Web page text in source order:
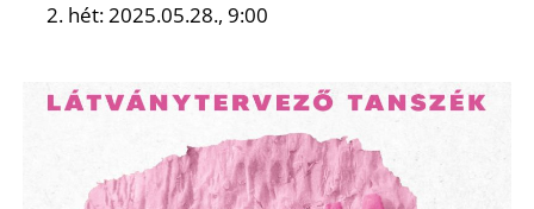
2. hét: 2025.05.28., 9:00